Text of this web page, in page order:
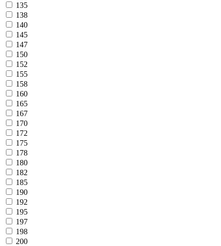
135
138
140
145
147
150
152
155
158
160
165
167
170
172
175
178
180
182
185
190
192
195
197
198
200